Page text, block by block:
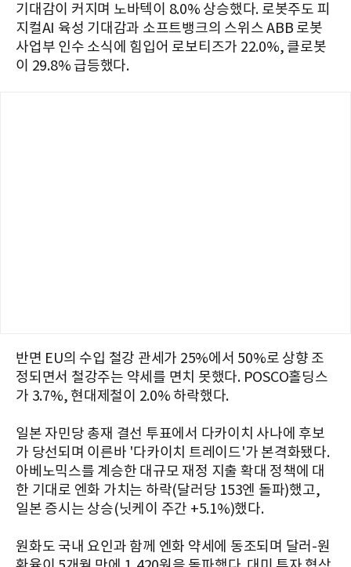
기대감이 커지며 노바텍이 8.0% 상승했다. 로봇주도 피
지컬AI 육성 기대감과 소프트뱅크의 스위스 ABB 로봇
사업부 인수 소식에 힘입어 로보티즈가 22.0%, 클로봇
이 29.8% 급등했다.
반면 EU의 수입 철강 관세가 25%에서 50%로 상향 조
정되면서 철강주는 약세를 면치 못했다. POSCO홀딩스
가 3.7%, 현대제철이 2.0% 하락했다.
일본 자민당 총재 결선 투표에서 다카이치 사나에 후보
가 당선되며 이른바 '다카이치 트레이드'가 본격화됐다.
아베노믹스를 계승한 대규모 재정 지출 확대 정책에 대
한 기대로 엔화 가치는 하락(달러당 153엔 돌파)했고,
일본 증시는 상승(닛케이 주간 +5.1%)했다.
원화도 국내 요인과 함께 엔화 약세에 동조되며 달러-원